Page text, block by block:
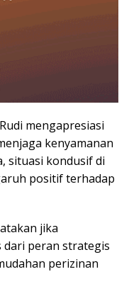
mengapresiasi
kenyamanan
situasi kondusif di
positif terhadap
jika
dari peran strategis
perizinan